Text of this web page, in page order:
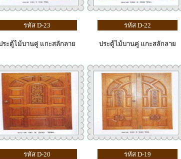
รหัส D-23
ระตู้ไม้บานคู่ แกะสลักลาย
รหัส D-22
ประตู้ไม้บานคู่ แกะสลักลาย
รหัส D-20 รหัส D-19